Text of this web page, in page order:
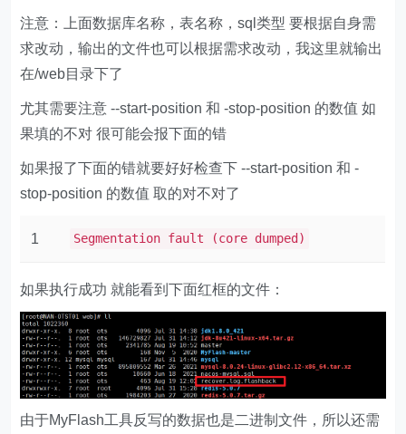
注意：上面数据库名称，表名称，sql类型 要根据自身需
求改动，输出的文件也可以根据需求改动，我这里就输出
在/web目录下了
尤其需要注意 --start-position 和 -stop-position 的数值 如
果填的不对 很可能会报下面的错
如果报了下面的错就要好好检查下 --start-position 和 -
stop-position 的数值 取的对不对了
1 Segmentation fault (core dumped)
如果执行成功 就能看到下面红框的文件：
由于MyFlash工具反写的数据也是二进制文件，所以还需